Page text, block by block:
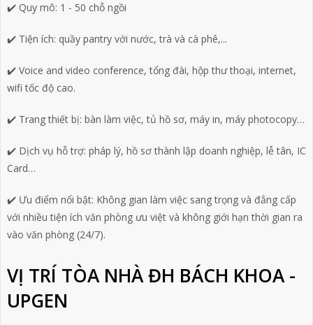
✔️ Quy mô: 1 - 50 chỗ ngồi
✔️ Tiện ích: quầy pantry với nước, trà và cà phê,...
✔️ Voice and video conference, tổng đài, hộp thư thoại, internet,
wifi tốc độ cao.
✔️ Trang thiết bị: bàn làm việc, tủ hồ sơ, máy in, máy photocopy…
✔️ Dịch vụ hỗ trợ: pháp lý, hồ sơ thành lập doanh nghiệp, lễ tân, IC
Card…
✔️ Ưu điểm nổi bật: Không gian làm việc sang trọng và đẳng cấp
với nhiều tiện ích văn phòng ưu việt và không giới hạn thời gian ra
vào văn phòng (24/7).
VỊ TRÍ TÒA NHÀ ĐH BÁCH KHOA -
UPGEN